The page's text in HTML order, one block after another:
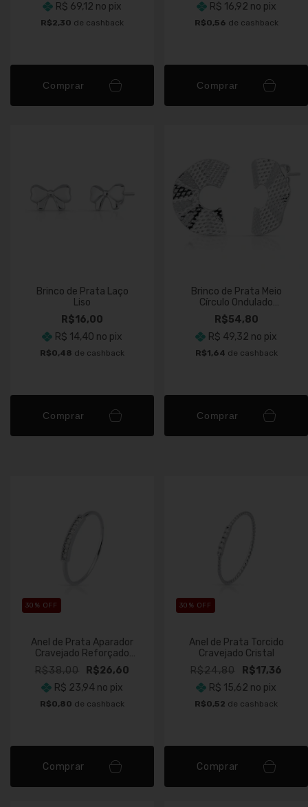
R$ 69,12 no pix
R$2,30 de cashback
Comprar
R$ 16,92 no pix
R$0,56 de cashback
Comprar
Brinco de Prata Laço
Liso
R$16,00
R$ 14,40 no pix
R$0,48 de cashback
Comprar
Brinco de Prata Meio
Círculo Ondulado
Martelado
R$54,80
R$ 49,32 no pix
R$1,64 de cashback
Comprar
30 % OFF
Anel de Prata Aparador
Cravejado Reforçado
Cristal
R$38,00
R$26,60
R$ 23,94 no pix
R$0,80 de cashback
Comprar
30 % OFF
Anel de Prata Torcido
Cravejado Cristal
R$24,80
R$17,36
R$ 15,62 no pix
R$0,52 de cashback
Comprar